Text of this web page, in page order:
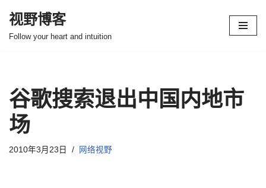
跳
视野博客
Follow your heart and intuition
谷歌搜索退出中国内地市
场
2010年3月23日 网络视野